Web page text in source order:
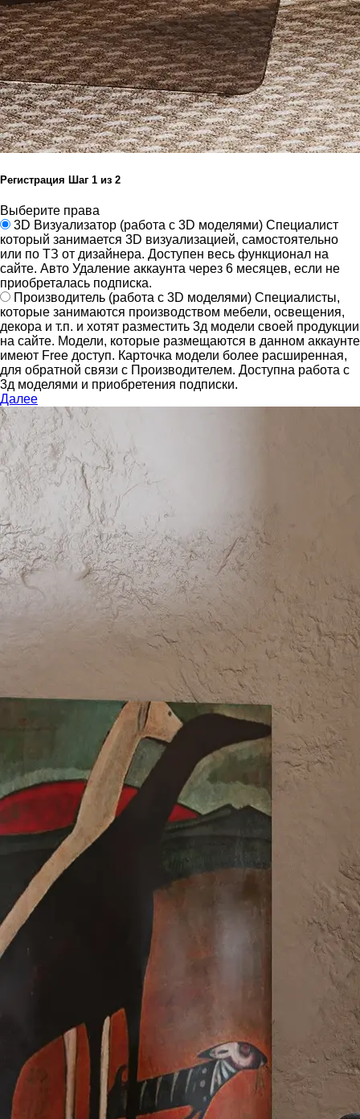
Регистрация Шаг 1 из 2
Выберите права
3D Визуализатор (работа с 3D моделями) Специалист
который занимается 3D визуализацией, самостоятельно
или по ТЗ от дизайнера. Доступен весь функционал на
сайте. Авто Удаление аккаунта через 6 месяцев, если не
приобреталась подписка.
Производитель (работа с 3D моделями) Специалисты,
которые занимаются производством мебели, освещения,
декора и т.п. и хотят разместить 3д модели своей продукции
на сайте. Модели, которые размещаются в данном аккаунте
имеют Free доступ. Карточка модели более расширенная,
для обратной связи с Производителем. Доступна работа с
3д моделями и приобретения подписки.
Далее